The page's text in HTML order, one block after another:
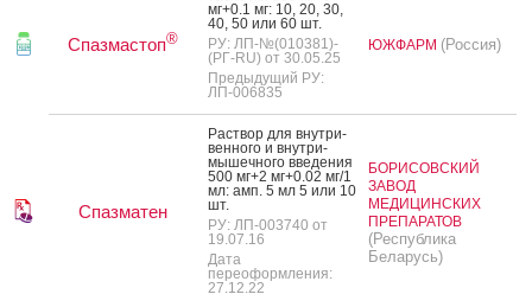
Спазмастоп®
мг+0.1 мг: 10, 20, 30,
40, 50 или 60 шт.
РУ: ЛП-№(010381)-
(РГ-RU) от 30.05.25
Предыдущий РУ:
ЛП-006835
ЮЖФАРМ (Россия)
Спазматен
Рас­твор для внут­ри­
вен­но­го и внут­ри­
мышеч­но­го вве­дения
500 мг+2 мг+0.02 мг/1
мл: амп. 5 мл 5 или 10
шт.
РУ: ЛП-003740 от
19.07.16
Дата
переоформления:
27.12.22
БОРИСОВСКИЙ
ЗАВОД
МЕДИЦИНСКИХ
ПРЕПАРАТОВ
(Республика
Беларусь)